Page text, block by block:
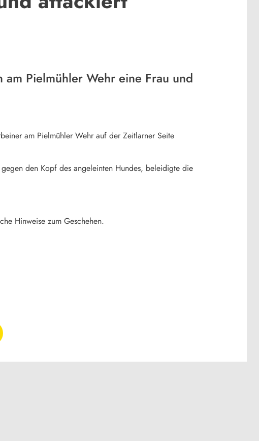
Pielmühler Wehr eine Frau und
am Pielmühler Wehr auf der Zeitlarner Seite
den Kopf des angeleinten Hundes, beleidigte die
Hinweise zum Geschehen.